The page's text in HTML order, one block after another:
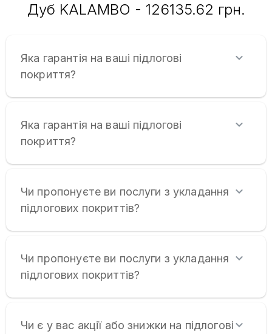
Дуб KALAMBO - 126135.62 грн.
Яка гарантія на ваші підлогові
покриття?
Яка гарантія на ваші підлогові
покриття?
Чи пропонуєте ви послуги з укладання
підлогових покриттів?
Чи пропонуєте ви послуги з укладання
підлогових покриттів?
Чи є у вас акції або знижки на підлогові